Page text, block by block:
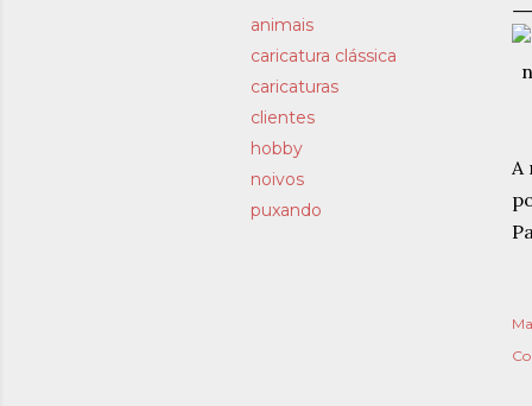
animais
caricatura clássica
caricaturas
clientes
hobby
noivos
puxando
A